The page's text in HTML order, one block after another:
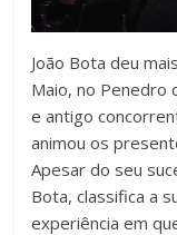
João Bota deu
Maio, no Penedro
e antigo
animou os
Apesar do seu
Bota, classifica a
experiência em